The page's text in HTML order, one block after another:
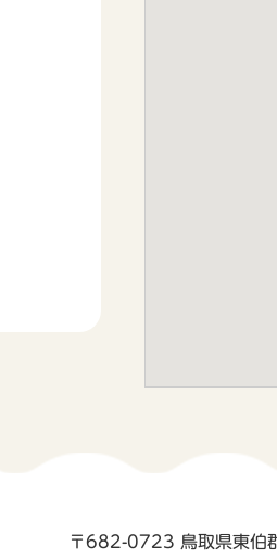
〒682-0723 鳥取県東伯